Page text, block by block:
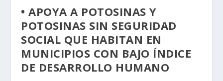
• APOYA A POTOSINAS Y
POTOSINAS SIN SEGURIDAD
SOCIAL QUE HABITAN EN
MUNICIPIOS CON BAJO ÍNDICE
DE DESARROLLO HUMANO